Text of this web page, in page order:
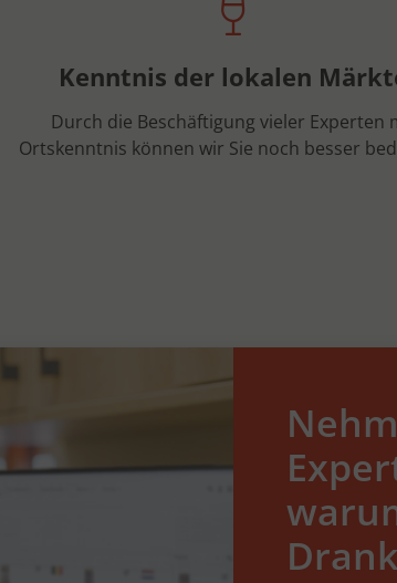
Kenntnis der lokalen
Durch die Beschäftigung vieler Experten
Ortskenntnis können wir Sie noch besser